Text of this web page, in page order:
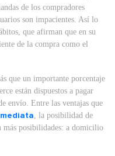
de los compradores
son impacientes. Así lo
que afirman que en su
de la compra como el
que un importante porcentaje
están dispuestos a pagar
envío. Entre las ventajas que
, la posibilidad de
más posibilidades: a domicilio